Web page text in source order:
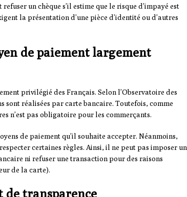
un chèque s’il estime que le risque d’impayé est
la présentation d’une pièce d’identité ou d’autres
de paiement largement
privilégié des Français. Selon l’Observatoire des
sont réalisées par carte bancaire. Toutefois, comme
n’est pas obligatoire pour les commerçants.
de paiement qu’il souhaite accepter. Néanmoins,
certaines règles. Ainsi, il ne peut pas imposer un
ni refuser une transaction pour des raisons
de la carte).
de transparence